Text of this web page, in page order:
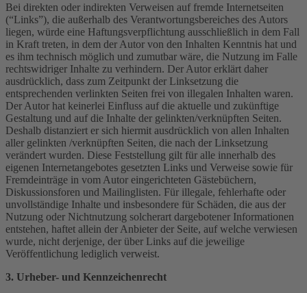
Bei direkten oder indirekten Verweisen auf fremde Internetseiten
(“Links”), die außerhalb des Verantwortungsbereiches des Autors
liegen, würde eine Haftungsverpflichtung ausschließlich in dem Fall
in Kraft treten, in dem der Autor von den Inhalten Kenntnis hat und
es ihm technisch möglich und zumutbar wäre, die Nutzung im Falle
rechtswidriger Inhalte zu verhindern. Der Autor erklärt daher
ausdrücklich, dass zum Zeitpunkt der Linksetzung die
entsprechenden verlinkten Seiten frei von illegalen Inhalten waren.
Der Autor hat keinerlei Einfluss auf die aktuelle und zukünftige
Gestaltung und auf die Inhalte der gelinkten/verknüpften Seiten.
Deshalb distanziert er sich hiermit ausdrücklich von allen Inhalten
aller gelinkten /verknüpften Seiten, die nach der Linksetzung
verändert wurden. Diese Feststellung gilt für alle innerhalb des
eigenen Internetangebotes gesetzten Links und Verweise sowie für
Fremdeinträge in vom Autor eingerichteten Gästebüchern,
Diskussionsforen und Mailinglisten. Für illegale, fehlerhafte oder
unvollständige Inhalte und insbesondere für Schäden, die aus der
Nutzung oder Nichtnutzung solcherart dargebotener Informationen
entstehen, haftet allein der Anbieter der Seite, auf welche verwiesen
wurde, nicht derjenige, der über Links auf die jeweilige
Veröffentlichung lediglich verweist.
3. Urheber- und Kennzeichenrecht